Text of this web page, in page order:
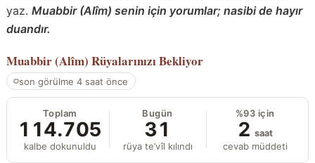
yaz. Muabbir (Alîm) senin için yorumlar; nasibi de hayır
duandır.
Muabbir (Alîm) Rüyalarınızı Bekliyor
son görülme 4 saat önce
Toplam
114.705
kalbe dokunuldu
Bugün
31
rüya te’vîl kılındı
%93 için
2 saat
cevab müddeti